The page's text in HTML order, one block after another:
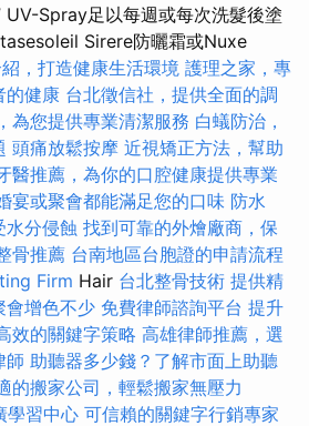
UV-Spray足以每週或每次洗髮後塗
Sirere防曬霜或Nuxe
，打造健康生活環境 護理之家，專
的健康 台北徵信社，提供全面的調
為您提供專業清潔服務 白蟻防治，
頭痛放鬆按摩 近視矯正方法，幫助
醫推薦，為你的口腔健康提供專業
宴或聚會都能滿足您的口味 防水
水分侵蝕 找到可靠的外燴廠商，保
骨推薦 台南地區台胞證的申請流程
Firm Hair 台北整骨技術 提供精
會增色不少 免費律師諮詢平台 提升
效的關鍵字策略 高雄律師推薦，選
師 助聽器多少錢？了解市面上助聽
的搬家公司，輕鬆搬家無壓力
學習中心 可信賴的關鍵字行銷專家